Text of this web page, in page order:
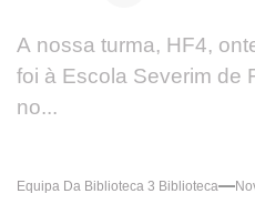
A nossa turma, HF4,
foi à Escola Severim de
no...
Equipa Da Biblioteca 3 Biblioteca